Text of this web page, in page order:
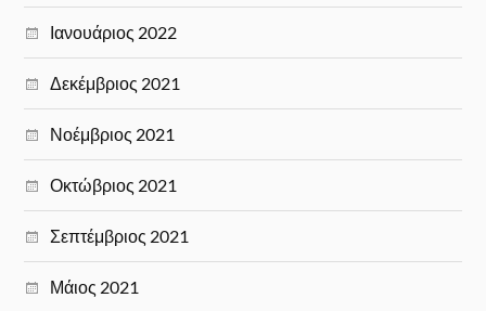
Ιανουάριος 2022
Δεκέμβριος 2021
Νοέμβριος 2021
Οκτώβριος 2021
Σεπτέμβριος 2021
Μάιος 2021